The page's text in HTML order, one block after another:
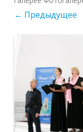
← Предыдущее